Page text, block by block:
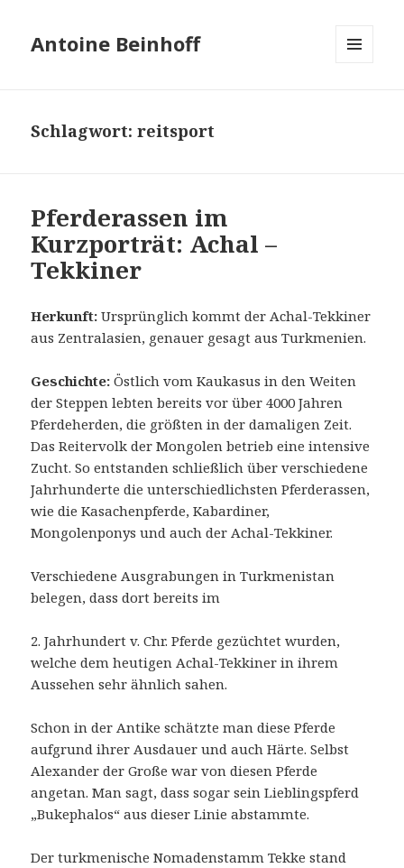
Antoine Beinhoff
Schlagwort: reitsport
Pferderassen im
Kurzporträt: Achal –
Tekkiner
Herkunft:Ursprünglich kommt der Achal-Tekkiner
aus Zentralasien, genauer gesagt aus Turkmenien.
Geschichte:Östlich vom Kaukasus in den Weiten
der Steppen lebten bereits vor über 4000 Jahren
Pferdeherden, die größten in der damaligen Zeit.
Das Reitervolk der Mongolen betrieb eine intensive
Zucht. So entstanden schließlich über verschiedene
Jahrhunderte die unterschiedlichsten Pferderassen,
wie die Kasachenpferde, Kabardiner,
Mongolenponys und auch der Achal-Tekkiner.
Verschiedene Ausgrabungen in Turkmenistan
belegen, dass dort bereits im
2. Jahrhundert v. Chr. Pferde gezüchtet wurden,
welche dem heutigen Achal-Tekkiner in ihrem
Aussehen sehr ähnlich sahen.
Schon in der Antike schätzte man diese Pferde
aufgrund ihrer Ausdauer und auch Härte. Selbst
Alexander der Große war von diesen Pferde
angetan. Man sagt, dass sogar sein Lieblingspferd
„Bukephalos“ aus dieser Linie abstammte.
Der turkmenische Nomadenstamm Tekke stand